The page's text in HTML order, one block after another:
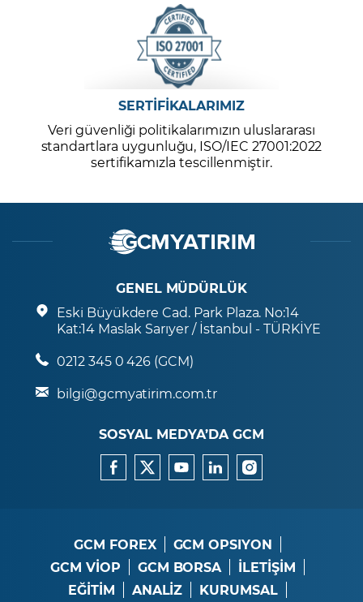
SERTİFİKALARIMIZ
Veri güvenliği politikalarımızın uluslararası
standartlara uygunluğu, ISO/IEC 27001:2022
sertifikamızla tescillenmiştir.
GENEL MÜDÜRLÜK
Eski Büyükdere Cad. Park Plaza. No:14
Kat:14 Maslak Sarıyer / İstanbul - TÜRKİYE
0212 345 0 426 (GCM)
bilgi@gcmyatirim.com.tr
SOSYAL MEDYA’DA GCM
GCM FOREX
GCM OPSIYON
GCM VİOP
GCM BORSA
İLETİŞİM
EĞİTİM
ANALİZ
KURUMSAL